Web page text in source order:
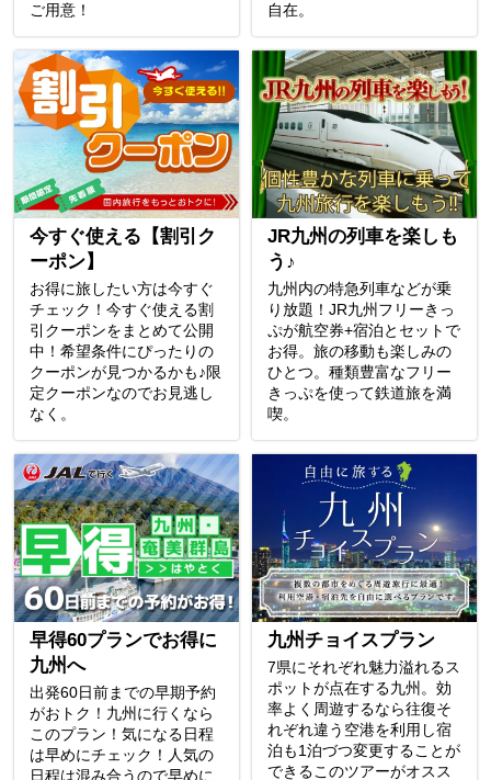
ご用意！
自在。
今すぐ使える【割引ク
ーポン】
お得に旅したい方は今すぐ
チェック！今すぐ使える割
引クーポンをまとめて公開
中！希望条件にぴったりの
クーポンが見つかるかも♪限
定クーポンなのでお見逃し
なく。
JR九州の列車を楽しも
う♪
九州内の特急列車などが乗
り放題！JR九州フリーきっ
ぷが航空券+宿泊とセットで
お得。旅の移動も楽しみの
ひとつ。種類豊富なフリー
きっぷを使って鉄道旅を満
喫。
早得60プランでお得に
九州へ
出発60日前までの早期予約
がおトク！九州に行くなら
このプラン！気になる日程
は早めにチェック！人気の
日程は混み合うので早めに
九州チョイスプラン
7県にそれぞれ魅力溢れるス
ポットが点在する九州。効
率よく周遊するなら往復そ
れぞれ違う空港を利用し宿
泊も1泊づつ変更することが
できるこのツアーがオスス